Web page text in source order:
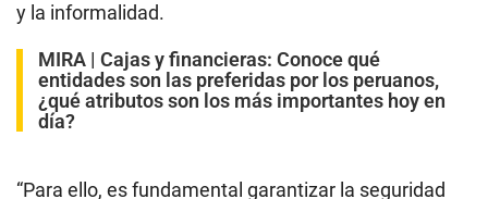
y la informalidad.
MIRA | Cajas y financieras: Conoce qué
entidades son las preferidas por los peruanos,
¿qué atributos son los más importantes hoy en
día?
“Para ello, es fundamental garantizar la seguridad